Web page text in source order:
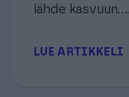
lähde kasvuun....
LUE ARTIKKELI